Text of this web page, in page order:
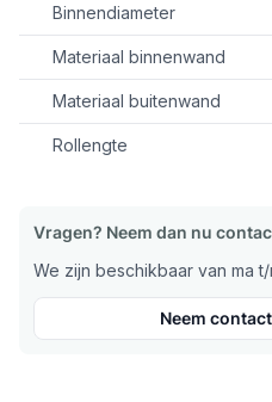
Binnendiameter
Materiaal binnenwand
Materiaal buitenwand
Rollengte
Vragen? Neem dan nu
We zijn beschikbaar van ma
Neem